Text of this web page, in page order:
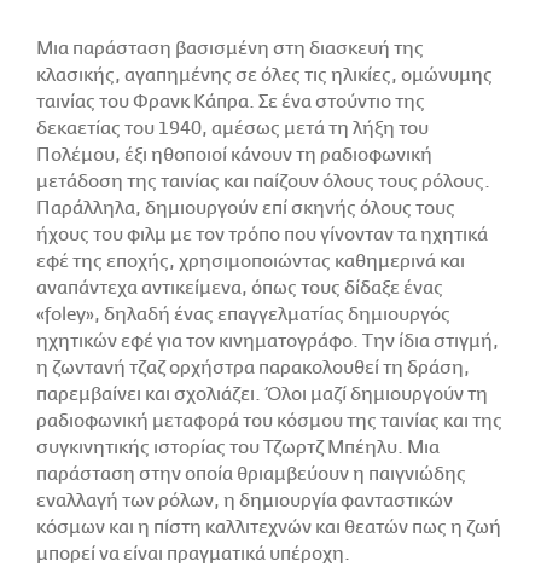
Μια παράσταση βασισμένη στη διασκευή της
κλασικής, αγαπημένης σε όλες τις ηλικίες, ομώνυμης
ταινίας του Φρανκ Κάπρα. Σε ένα στούντιο της
δεκαετίας του 1940, αμέσως μετά τη λήξη του
Πολέμου, έξι ηθοποιοί κάνουν τη ραδιοφωνική
μετάδοση της ταινίας και παίζουν όλους τους ρόλους.
Παράλληλα, δημιουργούν επί σκηνής όλους τους
ήχους του φιλμ με τον τρόπο που γίνονταν τα ηχητικά
εφέ της εποχής, χρησιμοποιώντας καθημερινά και
αναπάντεχα αντικείμενα, όπως τους δίδαξε ένας
«foley», δηλαδή ένας επαγγελματίας δημιουργός
ηχητικών εφέ για τον κινηματογράφο. Την ίδια στιγμή,
η ζωντανή τζαζ ορχήστρα παρακολουθεί τη δράση,
παρεμβαίνει και σχολιάζει. Όλοι μαζί δημιουργούν τη
ραδιοφωνική μεταφορά του κόσμου της ταινίας και της
συγκινητικής ιστορίας του Τζωρτζ Μπέηλυ. Μια
παράσταση στην οποία θριαμβεύουν η παιγνιώδης
εναλλαγή των ρόλων, η δημιουργία φανταστικών
κόσμων και η πίστη καλλιτεχνών και θεατών πως η ζωή
μπορεί να είναι πραγματικά υπέροχη.